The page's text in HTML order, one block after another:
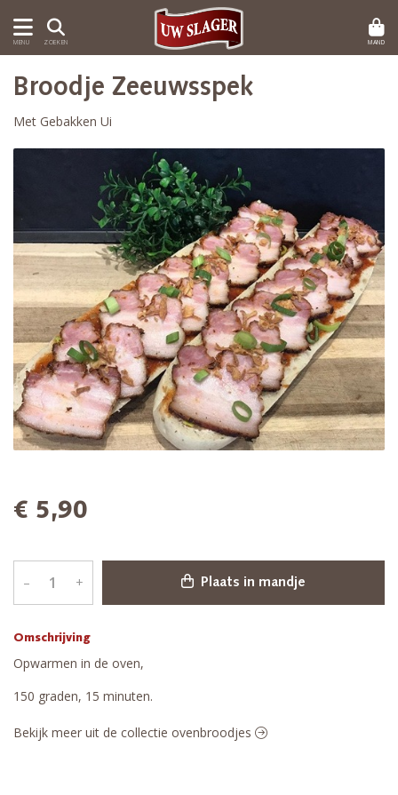
MENU ZOEKEN MAND
Omschrijving
Opwarmen in de oven,
150 graden, 15 minuten.
Broodje Zeeuwsspek
Met Gebakken Ui
€ 5,90
– + Plaats in mandje
Bekijk meer uit de collectie ovenbroodjes